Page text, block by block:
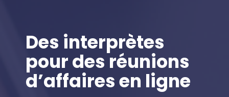
Des interprètes
pour des réunions
d’affaires en ligne